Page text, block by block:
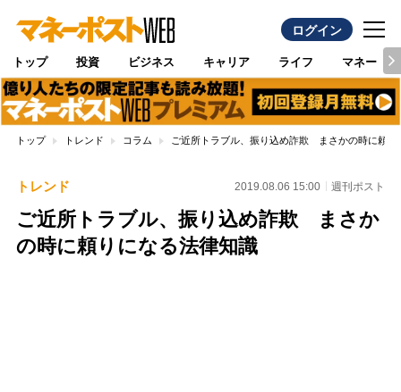
ログイン
トップ 投資 ビジネス キャリア ライフ マネー
トップ トレンド コラム ご近所トラブル、振り込め詐欺 まさかの時に頼り
トレンド 2019.08.06 15:00 週刊ポスト
ご近所トラブル、振り込め詐欺 まさか
の時に頼りになる法律知識